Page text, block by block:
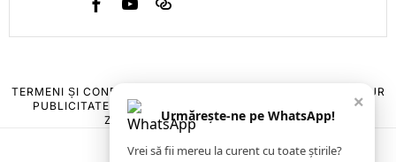
TERMENI ȘI CONDIȚII
POLITICA DE ANULARE & RETUR
PUBLICITATE ONLINE & TIPĂRITĂ
CONTACT
ZIARUL ANUNȚUL CĂLĂRĂȘEAN
×
Urmărește-ne pe WhatsApp!
Vrei să fii mereu la curent cu toate știrile?